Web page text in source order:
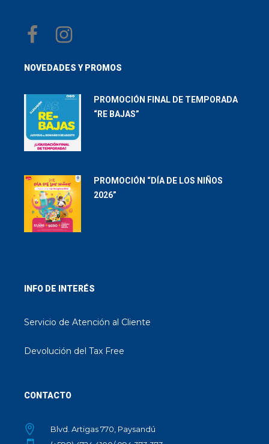
NOVEDADES Y PROMOS
PROMOCIÓN FINAL DE TEMPORADA
“RE BAJAS”
PROMOCIÓN “DÍA DE LOS NIÑOS
2026”
INFO DE INTERÉS
Servicio de Atención al Cliente
Devolución del Tax Free
CONTACTO
Blvd. Artigas 770, Paysandú